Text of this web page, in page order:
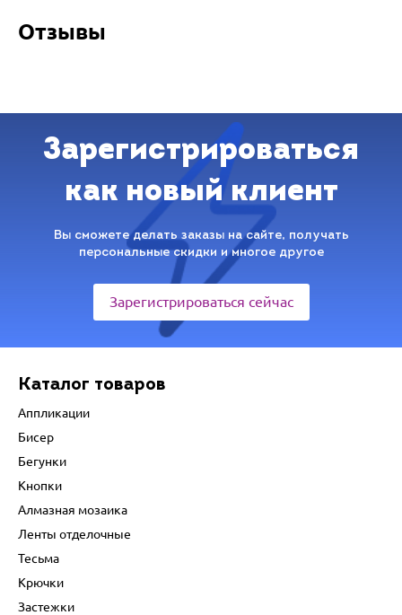
Отзывы
Зарегистрироваться
как новый клиент
Вы сможете делать заказы на сайте, получать
персональные скидки и многое другое
Зарегистрироваться сейчас
Каталог товаров
Аппликации
Бисер
Бегунки
Кнопки
Алмазная мозаика
Ленты отделочные
Тесьма
Крючки
Застежки